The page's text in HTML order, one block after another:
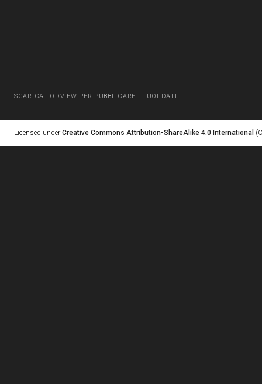
SCARICA LODVIEW PER PUBBLICARE I TUOI DATI
Licensed under Creative Commons Attribution-ShareAlike 4.0 International